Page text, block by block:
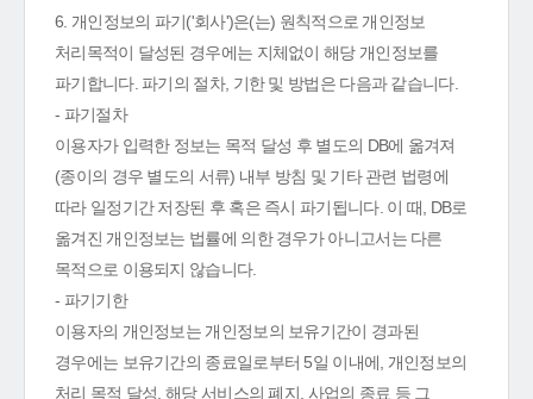
6. 개인정보의 파기('회사')은(는) 원칙적으로 개인정보
처리목적이 달성된 경우에는 지체없이 해당 개인정보를
파기합니다. 파기의 절차, 기한 및 방법은 다음과 같습니다.
- 파기절차
이용자가 입력한 정보는 목적 달성 후 별도의 DB에 옮겨져
(종이의 경우 별도의 서류) 내부 방침 및 기타 관련 법령에
따라 일정기간 저장된 후 혹은 즉시 파기됩니다. 이 때, DB로
옮겨진 개인정보는 법률에 의한 경우가 아니고서는 다른
목적으로 이용되지 않습니다.
- 파기기한
이용자의 개인정보는 개인정보의 보유기간이 경과된
경우에는 보유기간의 종료일로부터 5일 이내에, 개인정보의
처리 목적 달성, 해당 서비스의 폐지, 사업의 종료 등 그